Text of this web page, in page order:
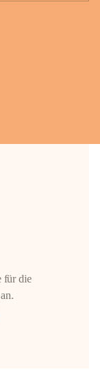
für die